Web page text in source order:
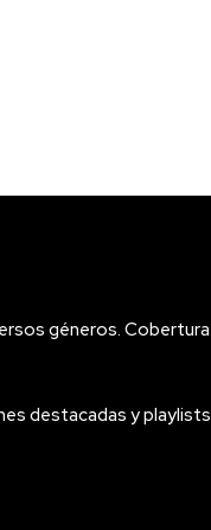
géneros. Cobertura
destacadas y playlists